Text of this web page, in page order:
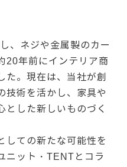
、ネジや金属製のカー
20年前にインテリア商
た。現在は、当社が創
技術を活かし、家具や
とした新しいものづく
しての新たな可能性を
ニット・TENTとコラ